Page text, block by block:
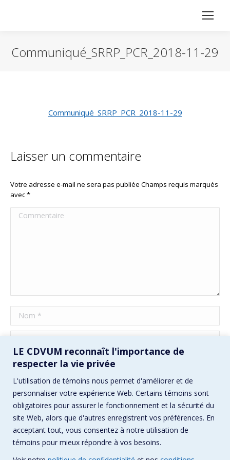
LE CDVUM reconnaît l'importance de
respecter la vie privée
L'utilisation de témoins nous permet d'améliorer et de
personnaliser votre expérience Web. Certains témoins sont
obligatoires pour assurer le fonctionnement et la sécurité du
site Web, alors que d'autres enregistrent vos préférences. En
acceptant tout, vous consentez à notre utilisation de
témoins pour mieux répondre à vos besoins.
Communiqué_SRRP_PCR_2018-11-29
Communiqué_SRRP_PCR_2018-11-29
Laisser un commentaire
Votre adresse e-mail ne sera pas publiée Champs requis marqués
avec*
Commentaire
Nom *
E-mail *
Site Web
Enregistrez mon nom, mon e-mail et mon site Web dans ce
navigateur pour la prochaine fois que je commenterai.
Poster commentaire